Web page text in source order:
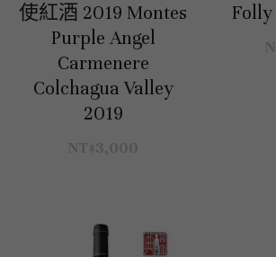
使紅酒 2019 Montes
Purple Angel
Carmenere
Colchagua Valley
2019
Folly